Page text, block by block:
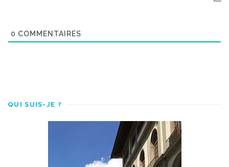
0 COMMENTAIRES
QUI SUIS-JE ?